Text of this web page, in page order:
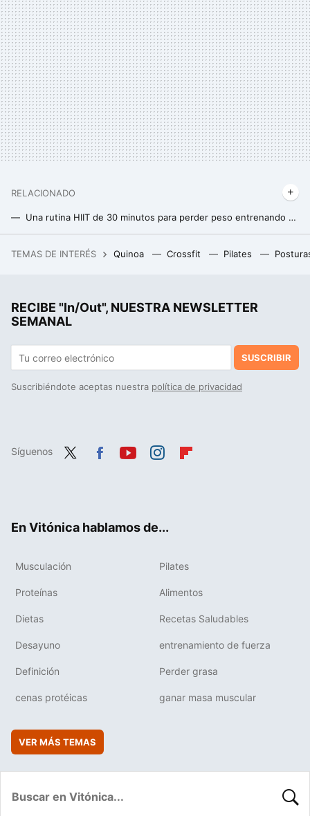
RELACIONADO
Una rutina HIIT de 30 minutos para perder peso entrenando en casa (y sin material)
TEMAS DE INTERÉS Quinoa Crossfit Pilates
RECIBE "In/Out", NUESTRA NEWSLETTER
SEMANAL
SUSCRIBIR
Suscribiéndote aceptas nuestra política de privacidad
Síguenos
En Vitónica hablamos de...
Musculación Pilates
Proteínas Alimentos
Dietas Recetas Saludables
Desayuno entrenamiento de fuerza
Definición Perder grasa
cenas protéicas ganar masa muscular
VER MÁS TEMAS